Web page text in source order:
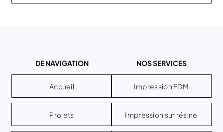
DE NAVIGATION
Accueil
Projets
NOS SERVICES
Impression FDM
Impression sur résine